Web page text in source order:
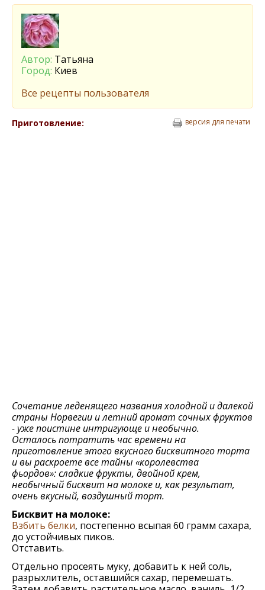
Автор: Татьяна
Город: Киев
Все рецепты пользователя
Приготовление: версия для печати
Сочетание леденящего названия холодной и далекой
страны Норвегии и летний аромат сочных фруктов
- уже поистине интригующе и необычно.
Осталось потратить час времени на
приготовление этого вкусного бисквитного торта
и вы раскроете все тайны «королевства
фьордов»: сладкие фрукты, двойной крем,
необычный бисквит на молоке и, как результат,
очень вкусный, воздушный торт.
Бисквит на молоке:
Взбить белки, постепенно всыпая 60 грамм сахара,
до устойчивых пиков.
Отставить.
Отдельно просеять муку, добавить к ней соль,
разрыхлитель, оставшийся сахар, перемешать.